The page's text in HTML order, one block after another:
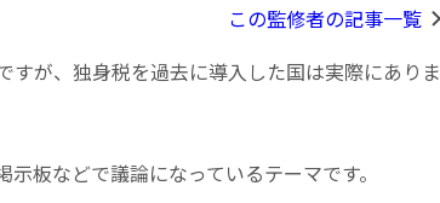
この監修者の記事一覧
すが、独身税を過去に導入した国は実際にありま
板などで議論になっているテーマです。